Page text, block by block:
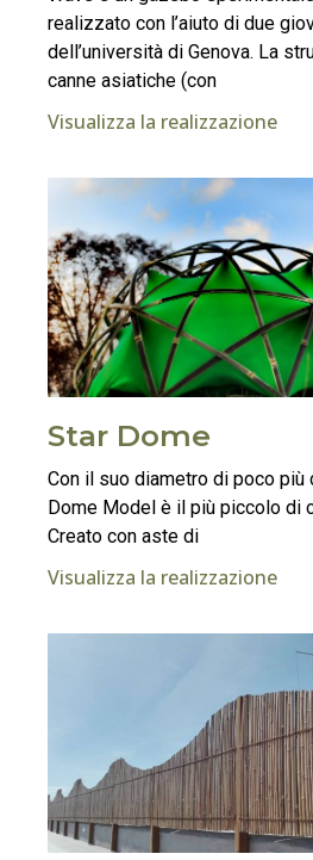
realizzato con l’aiuto di due
dell’università di Genova. La
canne asiatiche (con
Visualizza la realizzazione
Star Dome
Con il suo diametro di poco più
Dome Model è il più piccolo di
Creato con aste di
Visualizza la realizzazione